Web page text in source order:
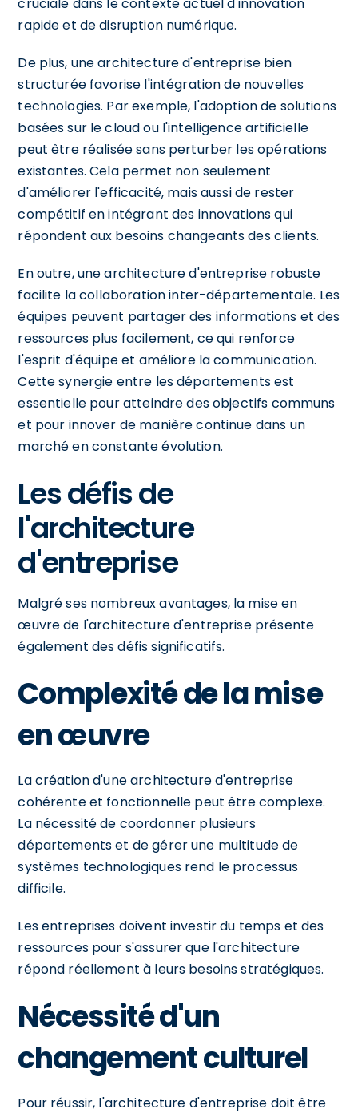
rapide et de disruption numérique.
De plus, une architecture d'entreprise bien
structurée favorise l'intégration de nouvelles
technologies. Par exemple, l'adoption de solutions
basées sur le cloud ou l'intelligence artificielle
peut être réalisée sans perturber les opérations
existantes. Cela permet non seulement
d'améliorer l'efficacité, mais aussi de rester
compétitif en intégrant des innovations qui
répondent aux besoins changeants des clients.
En outre, une architecture d'entreprise robuste
facilite la collaboration inter-départementale. Les
équipes peuvent partager des informations et des
ressources plus facilement, ce qui renforce
l'esprit d'équipe et améliore la communication.
Cette synergie entre les départements est
essentielle pour atteindre des objectifs communs
et pour innover de manière continue dans un
marché en constante évolution.
Les défis de
l'architecture
d'entreprise
Malgré ses nombreux avantages, la mise en
œuvre de l'architecture d'entreprise présente
également des défis significatifs.
Complexité de la mise
en œuvre
La création d'une architecture d'entreprise
cohérente et fonctionnelle peut être complexe.
La nécessité de coordonner plusieurs
départements et de gérer une multitude de
systèmes technologiques rend le processus
difficile.
Les entreprises doivent investir du temps et des
ressources pour s'assurer que l'architecture
répond réellement à leurs besoins stratégiques.
Nécessité d'un
changement culturel
Pour réussir, l'architecture d'entreprise doit être